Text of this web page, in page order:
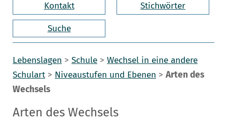
Kontakt Stichwörter
Suche
Lebenslagen > Schule > Wechsel in eine andere
Schulart > Niveaustufen und Ebenen > Arten des
Wechsels
Arten des Wechsels